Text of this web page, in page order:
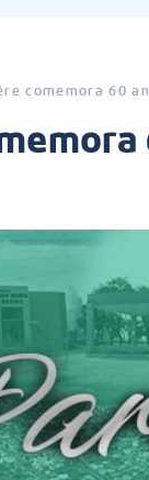
comemora 60